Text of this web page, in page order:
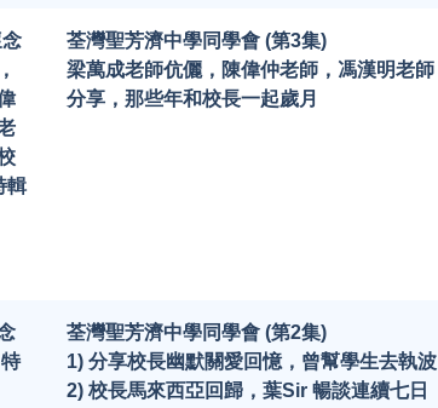
輯
荃灣聖芳濟中學同學會 (第3集)
梁萬成老師伉儷，陳偉仲老師，馮漢明老師
分享，那些年和校長一起歲月
荃灣聖芳濟中學同學會 (第2集)
1) 分享校長幽默關愛回憶，曾幫學生去執波
2) 校長馬來西亞回歸，葉Sir 暢談連續七日